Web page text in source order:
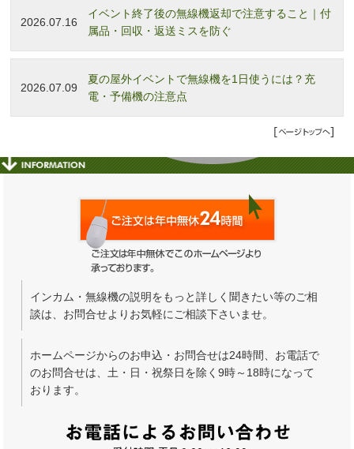
2026.07.16
イベント終了後の無線機返却で注意すること｜付
属品・回収・返送ミスを防ぐ
2026.07.09
夏の屋外イベントで無線機を1日使うには？充
電・予備機の注意点
インカム・無線機の説明をもっと詳しく聞きたい等のご相
談は、お問合せよりお気軽にご相談下さいませ。
ホームページからのお申込・お問合せは24時間、お電話で
のお問合せは、土・日・祝祭日を除く9時～18時になって
おります。